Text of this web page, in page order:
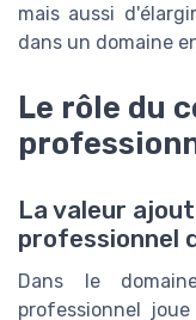
mais aussi
dans un domaine
Le rôle du
La valeur
professionnel
Dans le
professionnel